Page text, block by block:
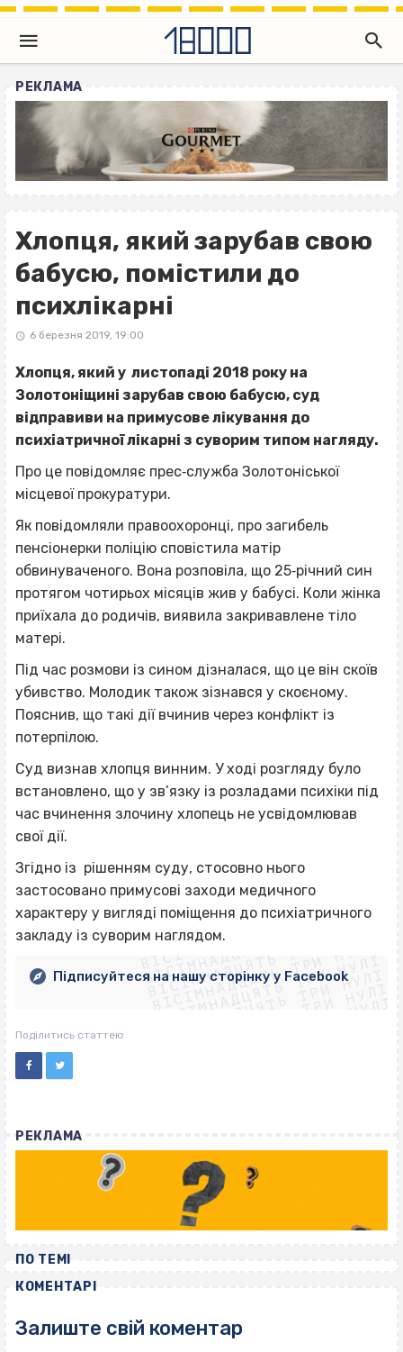
РЕКЛАМА
Хлопця, який зарубав свою
бабусю, помістили до
психлікарні
6 березня 2019, 19:00
Хлопця, який у листопаді 2018 року на
Золотоніщині зарубав свою бабусю, суд
відправиви на примусове лікування до
психіатричної лікарні з суворим типом нагляду.
Про це повідомляє прес‐служба Золотоніської
місцевої прокуратури.
Як повідомляли правоохоронці, про загибель
пенсіонерки поліцію сповістила матір
обвинуваченого. Вона розповіла, що 25‐річний син
протягом чотирьох місяців жив у бабусі. Коли жінка
приїхала до родичів, виявила закривавлене тіло
матері.
Під час розмови із сином дізналася, що це він скоїв
убивство. Молодик також зізнався у скоєному.
Пояснив, що такі дії вчинив через конфлікт із
потерпілою.
Суд визнав хлопця винним. У ході розгляду було
встановлено, що у зв’язку із розладами психіки під
час вчинення злочину хлопець не усвідомлював
свої дії.
Згідно із рішенням суду, стосовно нього
застосовано примусові заходи медичного
характеру у вигляді поміщення до психіатричного
закладу із суворим наглядом.ВІСІМНАДЦЯТЬ ТРИ НУЛІ
ВІСІМНАДЦЯТЬ ТРИ НУЛІ
ВІСІМНАДЦЯТЬ ТРИ НУЛІ
ВІСІМНАДЦЯТЬ ТРИ НУЛІ
ВІСІМНАДЦЯТЬ ТРИ НУЛІ
ВІСІМНАДЦЯТЬ ТРИ НУЛІ
ВІСІМНАДЦЯТЬ ТРИ НУЛІ
ВІСІМНАДЦЯТЬ ТРИ НУЛІ
Підписуйтеся на нашу сторінку у Facebook
Поділитись статтею
РЕКЛАМА
ПО ТЕМІ
КОМЕНТАРІ
Залиште свій коментар